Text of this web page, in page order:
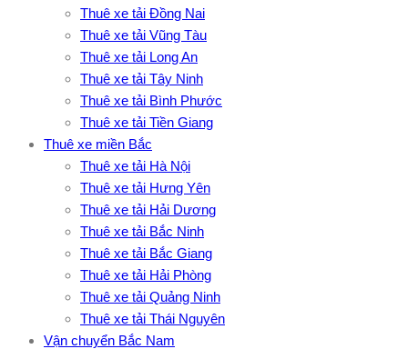
Thuê xe tải Đồng Nai
Thuê xe tải Vũng Tàu
Thuê xe tải Long An
Thuê xe tải Tây Ninh
Thuê xe tải Bình Phước
Thuê xe tải Tiền Giang
Thuê xe miền Bắc
Thuê xe tải Hà Nội
Thuê xe tải Hưng Yên
Thuê xe tải Hải Dương
Thuê xe tải Bắc Ninh
Thuê xe tải Bắc Giang
Thuê xe tải Hải Phòng
Thuê xe tải Quảng Ninh
Thuê xe tải Thái Nguyên
Vận chuyển Bắc Nam